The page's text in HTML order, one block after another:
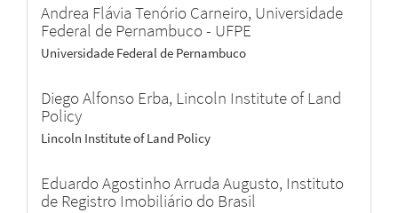
Andrea Flávia Tenório Carneiro, Universidade
Federal de Pernambuco - UFPE
Universidade Federal de Pernambuco
Diego Alfonso Erba, Lincoln Institute of Land
Policy
Lincoln Institute of Land Policy
Eduardo Agostinho Arruda Augusto, Instituto
de Registro Imobiliário do Brasil